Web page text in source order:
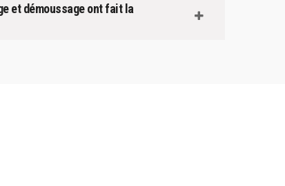
et démoussage ont fait la